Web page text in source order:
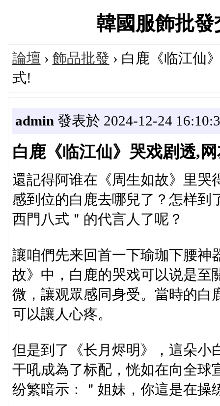
韓國服飾批
論壇 › 飾品批發 › 白鹿《临江仙
式!
admin 發表於 2024-12-24
白鹿《临江仙》哭戏剧透,
還記得阿谁在《周生如故》里哭
感到位的白鹿去哪兒了？怎样到
西門八式＂的代言人了呢？
讓咱們先来回首一下瑜珈下腰神
故》中，白鹿的哭戏可以说是至
微，讓观眾感同身受。當時的白
可以讓人心疼。
但是到了《长月烬明》，這朵小
干吼成為了标配，恍如在向全球
纷繁暗示：＂姐妹，你這是在操